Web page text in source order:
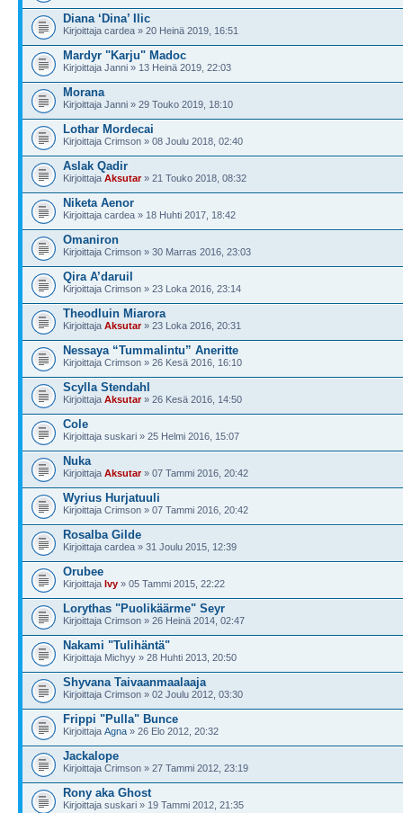
Diana ‘Dina’ Ilic
Kirjoittaja cardea » 20 Heinä 2019, 16:51
Mardyr "Karju" Madoc
Kirjoittaja Janni » 13 Heinä 2019, 22:03
Morana
Kirjoittaja Janni » 29 Touko 2019, 18:10
Lothar Mordecai
Kirjoittaja Crimson » 08 Joulu 2018, 02:40
Aslak Qadir
Kirjoittaja Aksutar» 21 Touko 2018, 08:32
Niketa Aenor
Kirjoittaja cardea » 18 Huhti 2017, 18:42
Omaniron
Kirjoittaja Crimson » 30 Marras 2016, 23:03
Qira A’daruil
Kirjoittaja Crimson » 23 Loka 2016, 23:14
Theodluin Miarora
Kirjoittaja Aksutar» 23 Loka 2016, 20:31
Nessaya “Tummalintu” Aneritte
Kirjoittaja Crimson » 26 Kesä 2016, 16:10
Scylla Stendahl
Kirjoittaja Aksutar» 26 Kesä 2016, 14:50
Cole
Kirjoittaja suskari » 25 Helmi 2016, 15:07
Nuka
Kirjoittaja Aksutar» 07 Tammi 2016, 20:42
Wyrius Hurjatuuli
Kirjoittaja Crimson » 07 Tammi 2016, 20:42
Rosalba Gilde
Kirjoittaja cardea » 31 Joulu 2015, 12:39
Orubee
Kirjoittaja Ivy » 05 Tammi 2015, 22:22
Lorythas "Puolikäärme" Seyr
Kirjoittaja Crimson » 26 Heinä 2014, 02:47
Nakami "Tulihäntä"
Kirjoittaja Michyy » 28 Huhti 2013, 20:50
Shyvana Taivaanmaalaaja
Kirjoittaja Crimson » 02 Joulu 2012, 03:30
Frippi "Pulla" Bunce
Kirjoittaja Agna » 26 Elo 2012, 20:32
Jackalope
Kirjoittaja Crimson » 27 Tammi 2012, 23:19
Rony aka Ghost
Kirjoittaja suskari » 19 Tammi 2012, 21:35